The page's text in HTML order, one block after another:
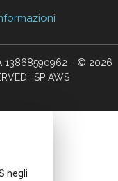
13868590962 - © 2026
ISP AWS
negli